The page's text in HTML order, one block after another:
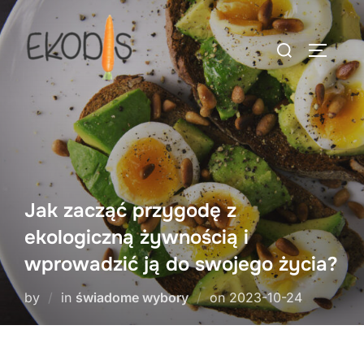
Skip
to
content
Search
for:
Jak zacząć przygodę z
ekologiczną żywnością i
wprowadzić ją do swojego życia?
by in świadome wybory onPosted
on
2023-10-24